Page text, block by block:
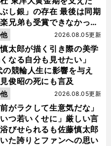
ぶし銀」の存在 最後は同期
兄弟も受賞できなかった
に輝く
太郎が描く引き際の美学
くなる自分も見せたい」
競輪人生に影響を与え
俊昭の死にも言及
2026.08.05更新
前がラクして生意気だな」
いつ若いくせに」厳しい言
びせられるも佐藤慎太郎
た誇りとファンへの思い
2026.08.05更新